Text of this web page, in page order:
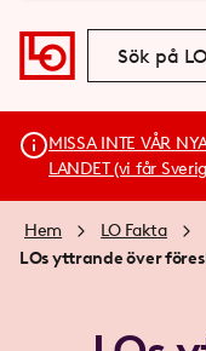
MISSA INTE VÅR
LANDET (vi får
Hem
LO Fakta